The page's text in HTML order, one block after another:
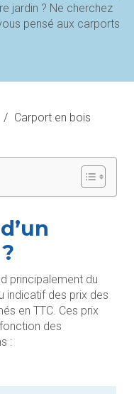
jardin ? Ne cherchez
pensé aux carports
/ Carport en bois
principalement du
indicatif des prix des
en TTC. Ces prix
des
: